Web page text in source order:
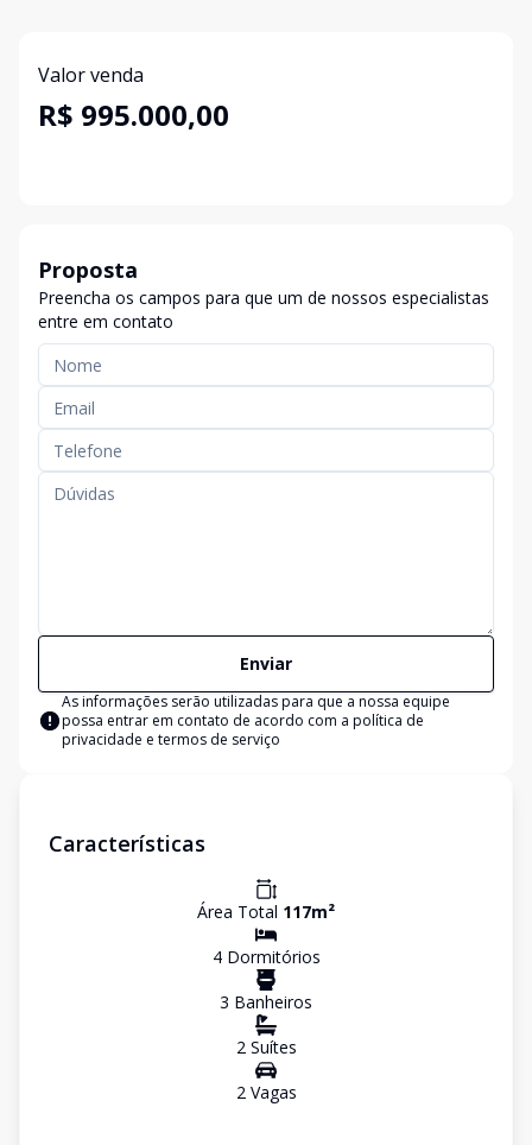
Valor venda
R$ 995.000,00
Proposta
Preencha os campos para que um de nossos especialistas
entre em contato
Enviar
As informações serão utilizadas para que a nossa equipe
possa entrar em contato de acordo com a política de
privacidade e termos de serviço
Características
Área Total 117m²
4Dormitórios
3 Banheiros
2Suítes
2Vagas